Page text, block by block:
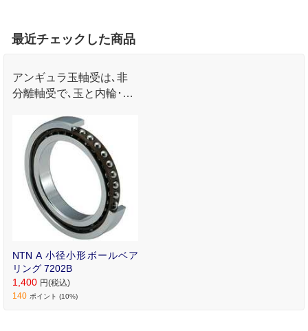
最近チェックした商品
アンギュラ玉軸受は､非
分離軸受で､玉と内輪･外
がラジアル方向に対して
ある角度(接触角)をもっ
ています｡
NTN A 小径小形ボールベア
リング 7202B
1,400 円(税込)
140 ポイント (10%)